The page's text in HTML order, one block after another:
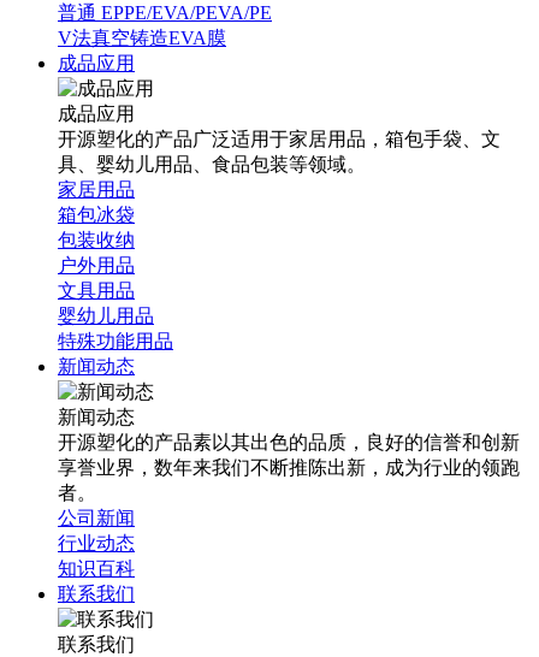
普通 EPPE/EVA/PEVA/PE
V法真空铸造EVA膜
成品应用
成品应用
开源塑化的产品广泛适用于家居用品，箱包手袋、文
具、婴幼儿用品、食品包装等领域。
家居用品
箱包冰袋
包装收纳
户外用品
文具用品
婴幼儿用品
特殊功能用品
新闻动态
新闻动态
开源塑化的产品素以其出色的品质，良好的信誉和创新
享誉业界，数年来我们不断推陈出新，成为行业的领跑
者。
公司新闻
行业动态
知识百科
联系我们
联系我们